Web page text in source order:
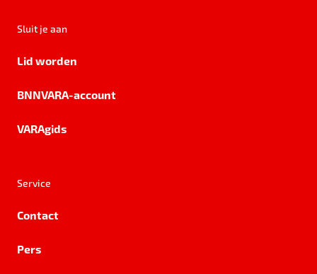
Sluit je aan
Lid worden
BNNVARA-account
VARAgids
Service
Contact
Pers